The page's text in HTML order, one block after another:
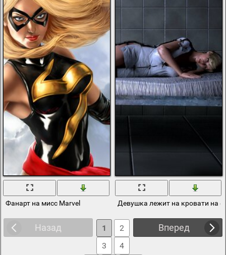
Фанарт на мисс Marvel Девушка лежит на кровати на
Назад Вперед
1
2
3
4